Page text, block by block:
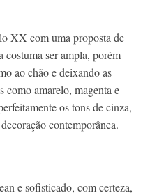
XX com uma proposta de
ser ampla, porém
ao chão e deixando as
como amarelo, magenta e
os tons de cinza,
contemporânea.
e sofisticado, com certeza,